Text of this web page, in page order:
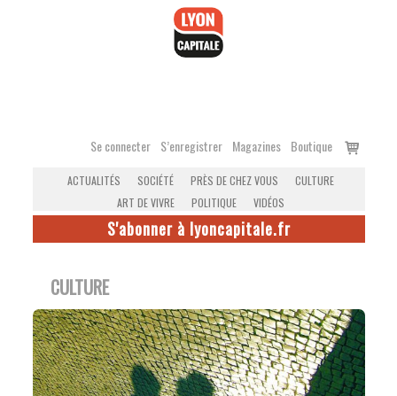
Se connecter S’enregistrer Magazines Boutique
Voir
ACTUALITÉS SOCIÉTÉ PRÈS DE CHEZ VOUS
CULTURE
ART DE VIVRE
POLITIQUE VIDÉOS
S'abonner à lyoncapitale.fr
CULTURE